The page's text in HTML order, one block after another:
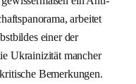
arbeitet
einer der
Ukrainizität mancher
Bemerkungen.